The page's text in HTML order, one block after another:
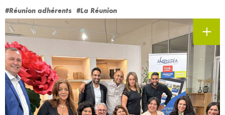
#Réunion adhérents #La Réunion